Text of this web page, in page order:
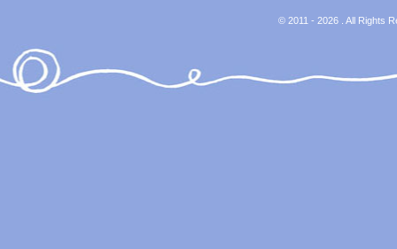
© 2011 - 2026 . All Rights